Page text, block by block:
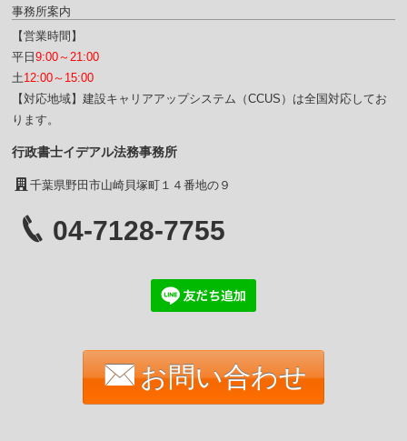
事務所案内
【営業時間】
平日9:00～21:00
土12:00～15:00
【対応地域】建設キャリアアップシステム（CCUS）は全国対応してお
ります。
行政書士イデアル法務事務所
千葉県野田市山崎貝塚町１４番地の９
04-7128-7755
お問い合わせ